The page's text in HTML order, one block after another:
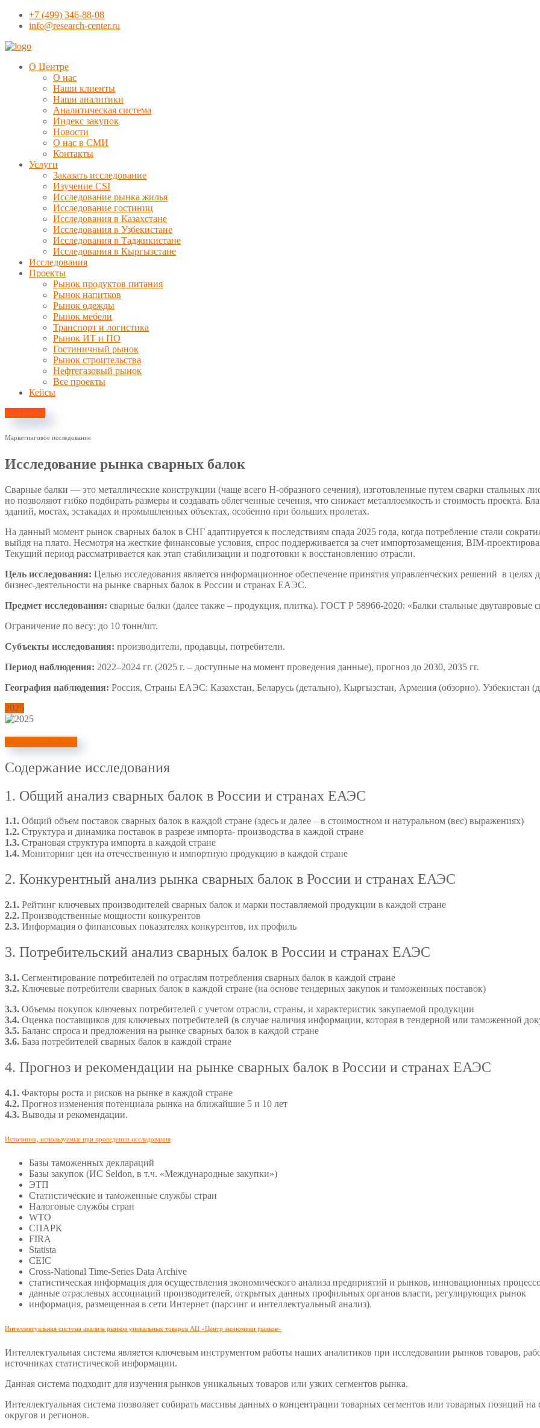
+7 (499) 346-88-08
info@research-center.ru
О Центре
О нас
Наши клиенты
Наши аналитики
Аналитическая система
Индекс закупок
Новости
О нас в СМИ
Контакты
Услуги
Заказать исследование
Изучение CSI
Исследование рынка жилья
Исследование гостиниц
Исследования в Казахстане
Исследования в Узбекистане
Исследования в Таджикистане
Исследования в Кыргызстане
Исследования
Проекты
Рынок продуктов питания
Рынок напитков
Рынок одежды
Рынок мебели
Транспорт и логистика
Рынок ИТ и ПО
Гостиничный рынок
Рынок строительства
Нефтегазовый рынок
Все проекты
Кейсы
Контакты
Маркетинговое исследование
Исследование рынка сварных балок
Сварные балки — это металлические конструкции (чаще всего Н-образного сечения), изготовленные путем сварки стальных
но позволяют гибко подбирать размеры и создавать облегченные сечения, что снижает металлоемкость и стоимость проекта.
зданий, мостах, эстакадах и промышленных объектах, особенно при больших пролетах.
На данный момент рынок сварных балок в СНГ адаптируется к последствиям спада 2025 года, когда потребление стали
выйдя на плато. Несмотря на жесткие финансовые условия, спрос поддерживается за счет импортозамещения, BIM-
Текущий период рассматривается как этап стабилизации и подготовки к восстановлению отрасли.
Цель исследования: Целью исследования является информационное обеспечение принятия управленческих решений в
бизнес-деятельности на рынке сварных балок в России и странах ЕАЭС.
Предмет исследования: сварные балки (далее также – продукция, плитка). ГОСТ Р 58966-2020: «Балки стальные двутавровые
Ограничение по весу: до 10 тонн/шт.
Субъекты исследования: производители, продавцы, потребители.
Период наблюдения: 2022–2024 гг. (2025 г. – доступные на момент проведения данные), прогноз до 2030, 2035 гг.
География наблюдения: Россия, Страны ЕАЭС: Казахстан, Беларусь (детально), Кыргызстан, Армения (обзорно). Узбекистан
2025
Содержание исследования
1. Общий анализ сварных балок в России и странах ЕАЭС
1.1. Общий объем поставок сварных балок в каждой стране (здесь и далее – в стоимостном и натуральном (вес) выражениях)
1.2. Структура и динамика поставок в разрезе импорта- производства в каждой стране
1.3. Страновая структура импорта в каждой стране
1.4. Мониторинг цен на отечественную и импортную продукцию в каждой стране
2. Конкурентный анализ рынка сварных балок в России и странах ЕАЭС
2.1. Рейтинг ключевых производителей сварных балок и марки поставляемой продукции в каждой стране
2.2. Производственные мощности конкурентов
2.3. Информация о финансовых показателях конкурентов, их профиль
3. Потребительский анализ сварных балок в России и странах ЕАЭС
3.1. Сегментирование потребителей по отраслям потребления сварных балок в каждой стране
3.2. Ключевые потребители сварных балок в каждой стране (на основе тендерных закупок и таможенных поставок)
3.3. Объемы покупок ключевых потребителей с учетом отрасли, страны, и характеристик закупаемой продукции
3.4. Оценка поставщиков для ключевых потребителей (в случае наличия информации, которая в тендерной или таможенной
3.5. Баланс спроса и предложения на рынке сварных балок в каждой стране
3.6. База потребителей сварных балок в каждой стране
4. Прогноз и рекомендации на рынке сварных балок в России и странах ЕАЭС
4.1. Факторы роста и рисков на рынке в каждой стране
4.2. Прогноз изменения потенциала рынка на ближайшие 5 и 10 лет
4.3. Выводы и рекомендации.
Источники, используемые при проведении исследования
Базы таможенных деклараций
Базы закупок (ИС Seldon, в т.ч. «Международные закупки»)
ЭТП
Статистические и таможенные службы стран
Налоговые службы стран
WTO
СПАРК
FIRA
Statista
CEIC
Cross-National Time-Series Data Archive
статистическая информация для осуществления экономического анализа предприятий и рынков, инновационных
данные отраслевых ассоциаций производителей, открытых данных профильных органов власти, регулирующих рынок
информация, размещенная в сети Интернет (парсинг и интеллектуальный анализ).
Интеллектуальная система анализа рынков уникальных товаров АЦ «Центр экономики рынков»
Интеллектуальная система является ключевым инструментом работы наших аналитиков при исследовании рынков товаров,
источниках статистической информации.
Данная система подходит для изучения рынков уникальных товаров или узких сегментов рынка.
Интеллектуальная система позволяет собирать массивы данных о концентрации товарных сегментов или товарных позиций
округов и регионов.